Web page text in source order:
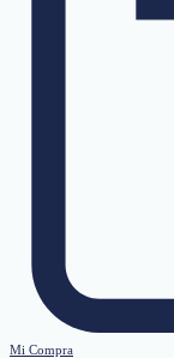
Mi Compra